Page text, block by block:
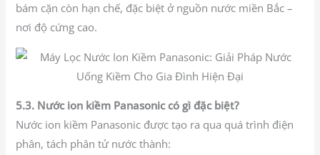
bám cặn còn hạn chế, đặc biệt ở nguồn nước miền Bắc –
nơi độ cứng cao.
5.3. Nước ion kiềm Panasonic có gì đặc biệt?
Nước ion kiềm Panasonic được tạo ra qua quá trình điện
phân, tách phân tử nước thành: